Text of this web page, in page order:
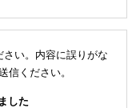
いてのお問合せに
さい。尚、ご提出
た方のものは従業
さい。内容に誤りがな
信ください。
した